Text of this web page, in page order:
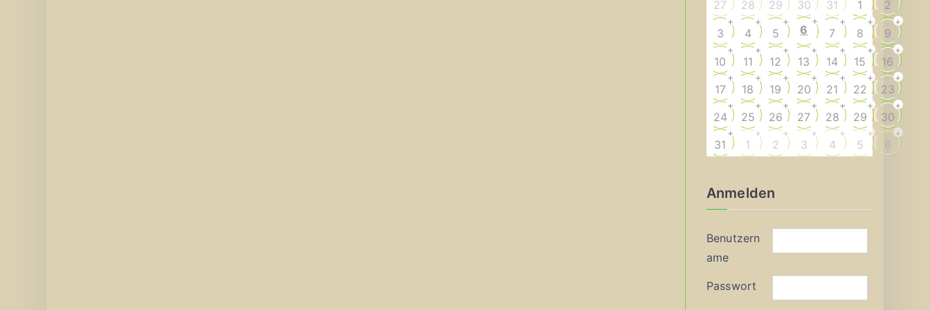
27 28 29 30 31 1 2
3
+
4
+
5
+
6
+
7
+
8
+
9
+
10
+
11
+
12
+
13
+
14
+
15
+
16
+
17
+
18
+
19
+
20
+
21
+
22
+
23
+
24
+
25
+
26
+
27
+
28
+
29
+
30
+
31
+
1
+
2
+
3
+
4
+
5
+
6
+
Anmelden
Benutzern
ame
Passwort